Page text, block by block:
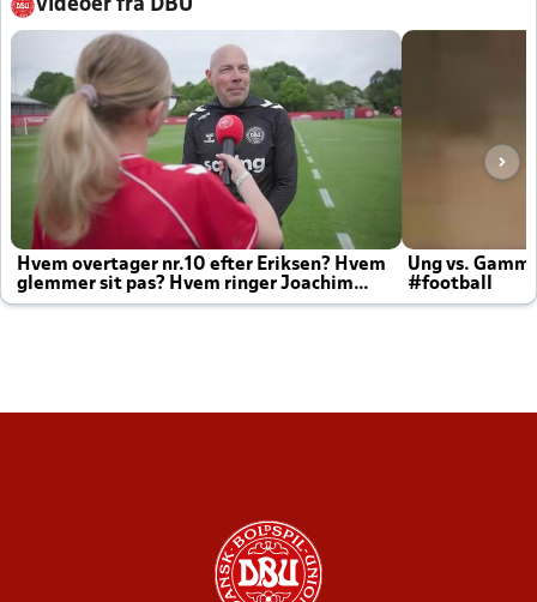
Videoer fra DBU
Hvem overtager nr.10 efter Eriksen? Hvem
glemmer sit pas? Hvem ringer Joachim
altid til efter kampe?
Ung vs.
#football